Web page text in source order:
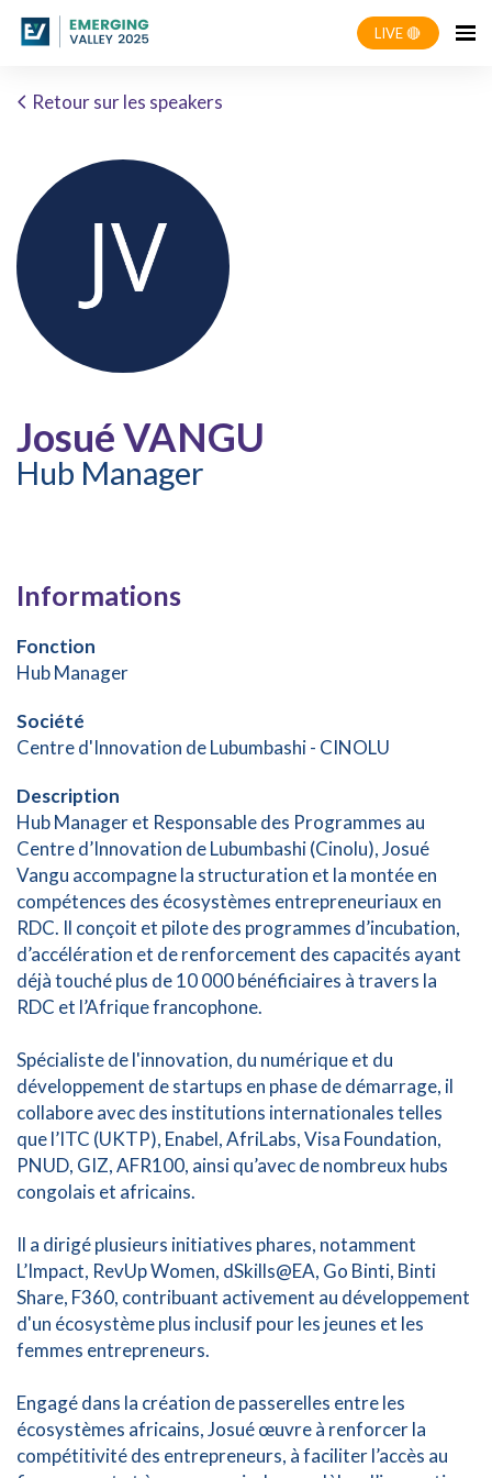
LIVE 🔴
Retour sur les speakers
Josué VANGU
Hub Manager
Informations
Fonction
Hub Manager
Société
Centre d'Innovation de Lubumbashi - CINOLU
Description
Hub Manager et Responsable des Programmes au
Centre d’Innovation de Lubumbashi (Cinolu), Josué
Vangu accompagne la structuration et la montée en
compétences des écosystèmes entrepreneuriaux en
RDC. Il conçoit et pilote des programmes d’incubation,
d’accélération et de renforcement des capacités ayant
déjà touché plus de 10 000 bénéficiaires à travers la
RDC et l’Afrique francophone.
Spécialiste de l'innovation, du numérique et du
développement de startups en phase de démarrage, il
collabore avec des institutions internationales telles
que l’ITC (UKTP), Enabel, AfriLabs, Visa Foundation,
PNUD, GIZ, AFR100, ainsi qu’avec de nombreux hubs
congolais et africains.
Il a dirigé plusieurs initiatives phares, notamment
L’Impact, RevUp Women, dSkills@EA, Go Binti, Binti
Share, F360, contribuant activement au développement
d'un écosystème plus inclusif pour les jeunes et les
femmes entrepreneurs.
Engagé dans la création de passerelles entre les
écosystèmes africains, Josué œuvre à renforcer la
compétitivité des entrepreneurs, à faciliter l’accès au